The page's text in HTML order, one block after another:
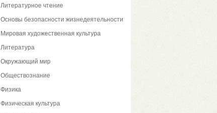
Литературное чтение
Основы безопасности жизнедеятельности
Мировая художественная культура
Литература
Окружающий мир
Обществознание
Физика
Физическая культура